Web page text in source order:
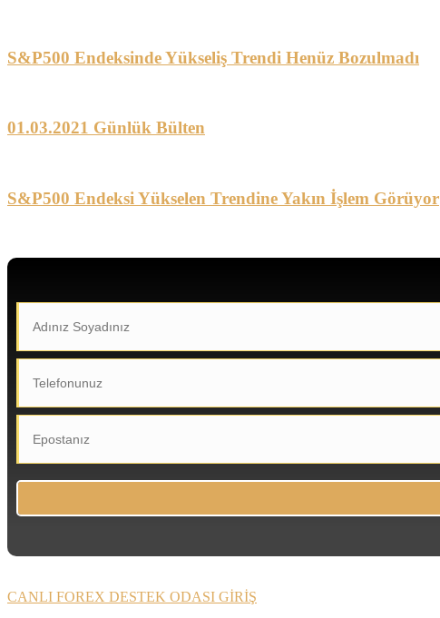
S&P500 Endeksinde Yükseliş Trendi Henüz Bozulmadı
01.03.2021 Günlük Bülten
S&P500 Endeksi Yükselen Trendine Yakın İşlem Görüyor
CANLI FOREX DESTEK ODASI GİRİŞ